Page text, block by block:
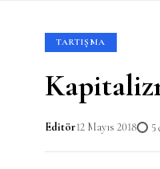
TARTIŞMA
Editör12 Mayıs 2018 5